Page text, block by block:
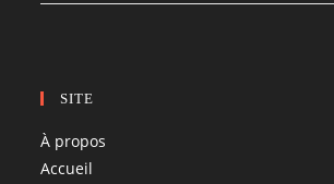
SITE
À propos
Accueil